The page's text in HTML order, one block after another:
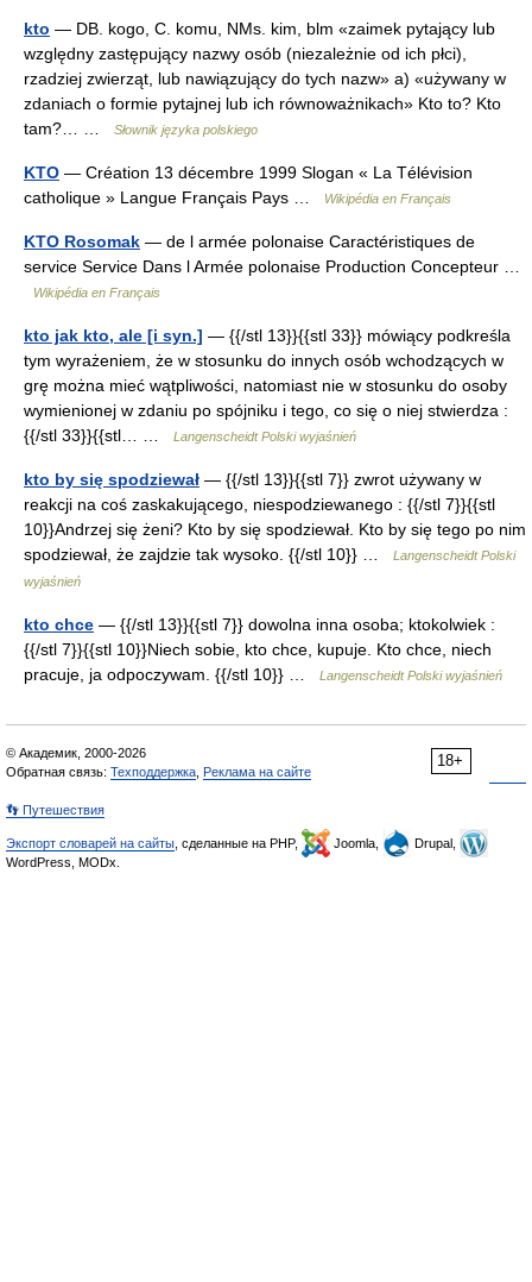
kto — DB. kogo, C. komu, NMs. kim, blm «zaimek pytający lub
względny zastępujący nazwy osób (niezależnie od ich płci),
rzadziej zwierząt, lub nawiązujący do tych nazw» a) «używany w
zdaniach o formie pytajnej lub ich równoważnikach» Kto to? Kto
tam?… …
Słownik języka polskiego
KTO — Création 13 décembre 1999 Slogan « La Télévision
catholique » Langue Français Pays …
Wikipédia en Français
KTO Rosomak — de l armée polonaise Caractéristiques de
service Service Dans l Armée polonaise Production Concepteur …
Wikipédia en Français
kto jak kto, ale [i syn.] — {{/stl 13}}{{stl 33}} mówiący podkreśla
tym wyrażeniem, że w stosunku do innych osób wchodzących w
grę można mieć wątpliwości, natomiast nie w stosunku do osoby
wymienionej w zdaniu po spójniku i tego, co się o niej stwierdza :
{{/stl 33}}{{stl… …
Langenscheidt Polski wyjaśnień
kto by się spodziewał — {{/stl 13}}{{stl 7}} zwrot używany w
reakcji na coś zaskakującego, niespodziewanego : {{/stl 7}}{{stl
10}}Andrzej się żeni? Kto by się spodziewał. Kto by się tego po nim
spodziewał, że zajdzie tak wysoko. {{/stl 10}} …
Langenscheidt Polski
wyjaśnień
kto chce — {{/stl 13}}{{stl 7}} dowolna inna osoba; ktokolwiek :
{{/stl 7}}{{stl 10}}Niech sobie, kto chce, kupuje. Kto chce, niech
pracuje, ja odpoczywam. {{/stl 10}} …
Langenscheidt Polski wyjaśnień
18+
© Академик, 2000-2026
Обратная связь: Техподдержка Реклама на сайте
👣 Путешествия
Экспорт словарей на сайты , сделанные на PHP, Joomla,
Drupal,
WordPress, MODx.